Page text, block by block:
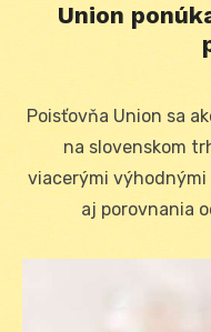
Union
Poisťovňa Union sa
na slovenskom
viacerými výhodnými
aj porovnania